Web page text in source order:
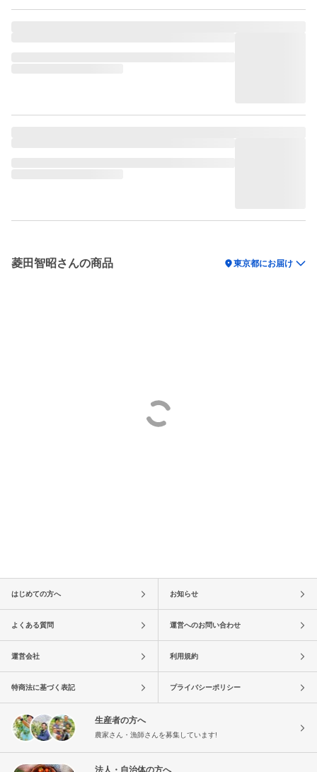
菱田智昭さんの商品 location_on東京都にお届け
はじめての方へ お知らせ
よくある質問 運営へのお問い合わせ
運営会社 利用規約
特商法に基づく表記 プライバシーポリシー
生産者の方へ
農家さん・漁師さんを募集しています!
法人・自治体の方へ